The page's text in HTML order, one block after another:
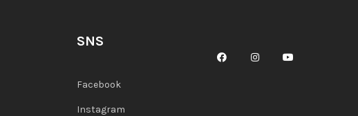
SNS
Facebook
Instagram